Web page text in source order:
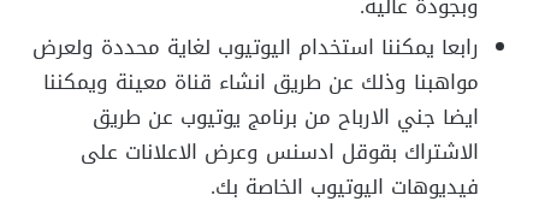
رابعا يمكننا استخدام اليوتيوب لغاية محددة ولعرض
مواهبنا وذلك عن طريق انشاء قناة معينة ويمكننا
ايضا جني الارباح من برنامج يوتيوب عن طريق
الاشتراك بقوقل ادسنس وعرض الاعلانات على
فيديوهات اليوتيوب الخاصة بك.